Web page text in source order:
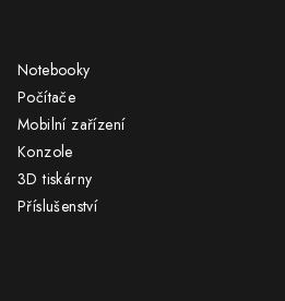
Notebooky
Počítače
Mobilní zařízení
Konzole
3D tiskárny
Příslušenství